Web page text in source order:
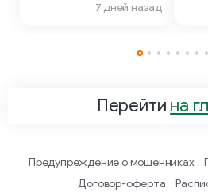
7 дней назад
Перейти на
Предупреждение о мошенниках
Договор-оферта